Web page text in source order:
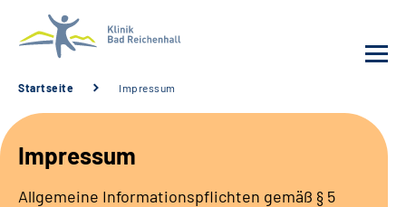
Behandlung
Klinik
Startseite Impressum
Impressum
Allgemeine Informationspflichten gemäß § 5